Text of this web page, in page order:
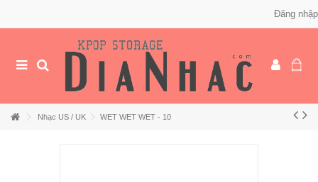
Đăng nhập
Nhạc US / UK WET WET WET - 10